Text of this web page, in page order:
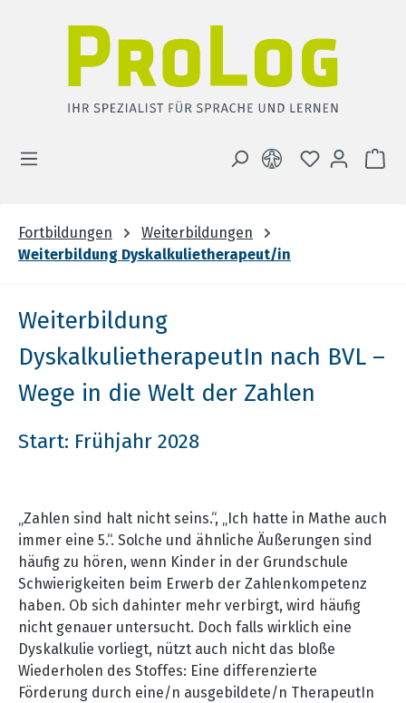
DU HAST 0
Fortbildungen
Weiterbildungen
Weiterbildung Dyskalkulietherapeut/in
Weiterbildung
DyskalkulietherapeutIn nach BVL –
Wege in die Welt der Zahlen
Start: Frühjahr 2028
„Zahlen sind halt nicht seins.“, „Ich hatte in Mathe auch
immer eine 5.“. Solche und ähnliche Äußerungen sind
häufig zu hören, wenn Kinder in der Grundschule
Schwierigkeiten beim Erwerb der Zahlenkompetenz
haben. Ob sich dahinter mehr verbirgt, wird häufig
nicht genauer untersucht. Doch falls wirklich eine
Dyskalkulie vorliegt, nützt auch nicht das bloße
Wiederholen des Stoffes: Eine differenzierte
Förderung durch eine/n ausgebildete/n TherapeutIn